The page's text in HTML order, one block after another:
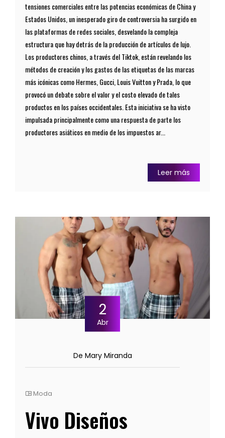
tensiones comerciales entre las potencias económicas de China y
Estados Unidos, un inesperado giro de controversia ha surgido en
las plataformas de redes sociales, desvelando la compleja
estructura que hay detrás de la producción de artículos de lujo.
Los productores chinos, a través del Tiktok, están revelando los
métodos de creación y los gastos de las etiquetas de las marcas
más icónicas como Hermes, Gucci, Louis Vuitton y Prada, lo que
provocó un debate sobre el valor y el costo elevado de tales
productos en los países occidentales. Esta iniciativa se ha visto
impulsada principalmente como una respuesta de parte los
productores asiáticos en medio de los impuestos ar...
Leer más
2
Abr
De Mary Miranda
Moda
Vivo Diseños